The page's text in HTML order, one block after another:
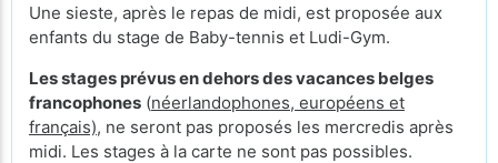
Une sieste, après le repas de midi, est proposée aux
enfants du stage de Baby-tennis et Ludi-Gym.
Les stages prévus en dehors des vacances belges
francophones (néerlandophones, européens et
français), ne seront pas proposés les mercredis après
midi. Les stages à la carte ne sont pas possibles.